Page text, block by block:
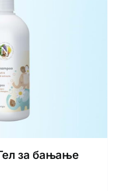
за бањање